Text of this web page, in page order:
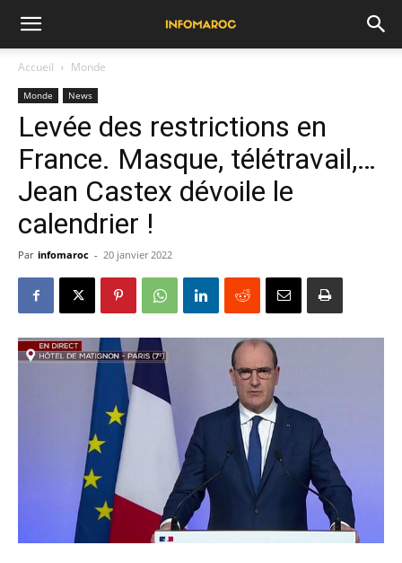
Accueil Monde
Monde News
Levée des restrictions en
France. Masque, télétravail,…
Jean Castex dévoile le
calendrier !
Par infomaroc - 20 janvier 2022